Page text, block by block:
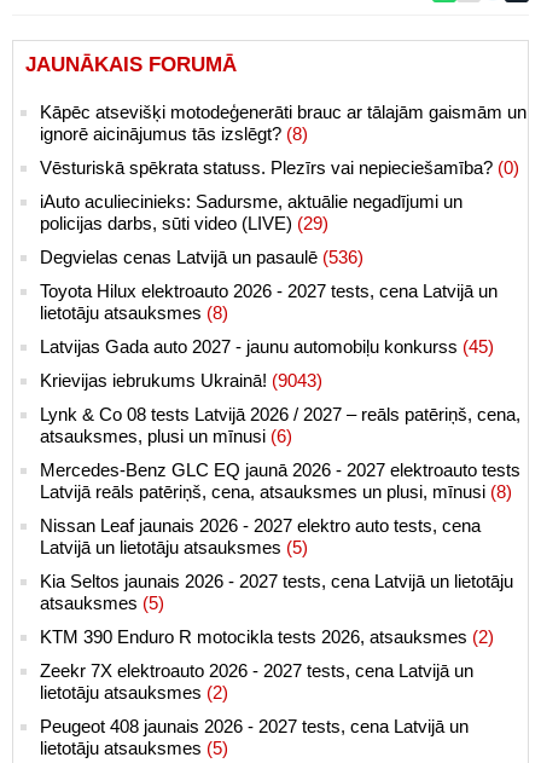
JAUNĀKAIS FORUMĀ
Kāpēc atsevišķi motodeģenerāti brauc ar tālajām gaismām un
ignorē aicinājumus tās izslēgt? (8)
Vēsturiskā spēkrata statuss. Plezīrs vai nepieciešamība? (0)
iAuto aculiecinieks: Sadursme, aktuālie negadījumi un
policijas darbs, sūti video (LIVE) (29)
Degvielas cenas Latvijā un pasaulē (536)
Toyota Hilux elektroauto 2026 - 2027 tests, cena Latvijā un
lietotāju atsauksmes (8)
Latvijas Gada auto 2027 - jaunu automobiļu konkurss (45)
Krievijas iebrukums Ukrainā! (9043)
Lynk & Co 08 tests Latvijā 2026 / 2027 – reāls patēriņš, cena,
atsauksmes, plusi un mīnusi (6)
Mercedes-Benz GLC EQ jaunā 2026 - 2027 elektroauto tests
Latvijā reāls patēriņš, cena, atsauksmes un plusi, mīnusi (8)
Nissan Leaf jaunais 2026 - 2027 elektro auto tests, cena
Latvijā un lietotāju atsauksmes (5)
Kia Seltos jaunais 2026 - 2027 tests, cena Latvijā un lietotāju
atsauksmes (5)
KTM 390 Enduro R motocikla tests 2026, atsauksmes (2)
Zeekr 7X elektroauto 2026 - 2027 tests, cena Latvijā un
lietotāju atsauksmes (2)
Peugeot 408 jaunais 2026 - 2027 tests, cena Latvijā un
lietotāju atsauksmes (5)